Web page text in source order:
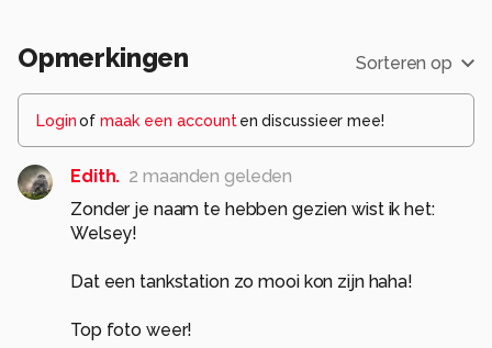
Opmerkingen Sorteren op
Loginof maak een account en discussieer mee!
Edith. 2 maanden geleden
Zonder je naam te hebben gezien wist ik het:
Welsey!
Dat een tankstation zo mooi kon zijn haha!
Top foto weer!